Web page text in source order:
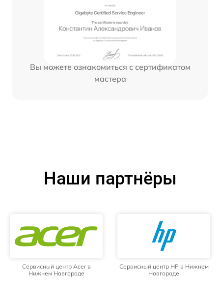
Вы можете ознакомиться с сертификатом
мастера
Наши партнёры
Сервисный центр Acer в
Нижнем Новгороде
Сервисный центр HP в Нижнем
Новгороде